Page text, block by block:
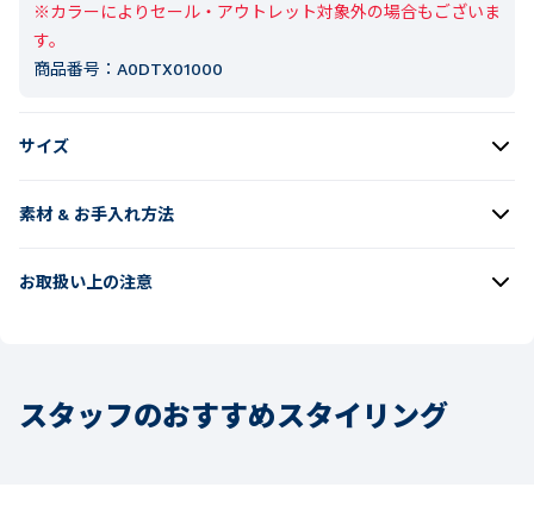
※カラーによりセール・アウトレット対象外の場合もございま
す。
商品番号： A0DTX01000
サイズ
素材 & お手入れ方法
お取扱い上の注意
スタッフのおすすめスタイリング